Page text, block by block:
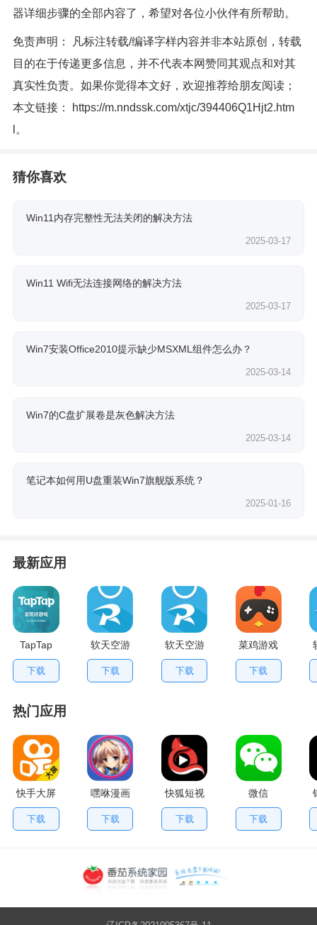
器详细步骤的全部内容了，希望对各位小伙伴有所帮助。
免责声明： 凡标注转载/编译字样内容并非本站原创，转载
目的在于传递更多信息，并不代表本网赞同其观点和对其
真实性负责。如果你觉得本文好，欢迎推荐给朋友阅读；
本文链接：
https://m.nndssk.com/xtjc/394406Q1Hjt2.htm
。
猜你喜欢
Win11内存完整性无法关闭的解决方法
2025-03-17
Win11 Wifi无法连接网络的解决方法
2025-03-17
Win7安装Office2010提示缺少MSXML组件怎么办？
2025-03-14
Win7的C盘扩展卷是灰色解决方法
2025-03-14
笔记本如何用U盘重装Win7旗舰版系统？
2025-01-16
最新应用
TapTap
V2.84.0
手机版
下载
软天空游
戏盒应用
下载
软天空游
戏大全
App
下载
菜鸡游戏
不用排队
版
下载
热门应用
快手大屏
版
下载
嘿咻漫画
下载
快狐短视
频
下载
微信
下载